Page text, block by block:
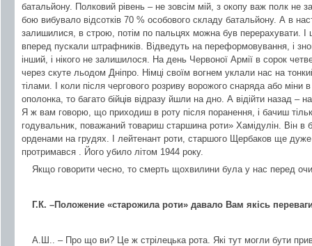
батальйону. Полковий рівень – не зовсім мій, з окопу важ полк не
бою вибувало відсотків 70 % особового складу батальйону. А в
залишилися, в строю, потім по пальцях можна був перерахувати. І
вперед пускали штрафників. Відведуть на переформовування, і
інший, і нікого не залишилося. На день Червоної Армії в сорок
через скуте льодом Дніпро. Німці своїм вогнем уклали нас на
тілами. І коли після чергового розриву ворожого снаряда або
ополонка, то багато бійців відразу йшли на дно. А відійти назад
Я ж вам говорю, що приходиш в роту після поранення, і бачиш
годувальник, поважаний товариш старшина роти» Хамідулін. Він
орденами на грудях. І лейтенант роти, старшого Щербаков ще
протримався . Його убило літом 1944 року.
Якщо говорити чесно, то смерть щохвилини була у нас перед
Г.К. –Положение «старожила роти» давало Вам якісь
А.Ш.. – Про що ви? Це ж стрілецька рота. Які тут могли бути